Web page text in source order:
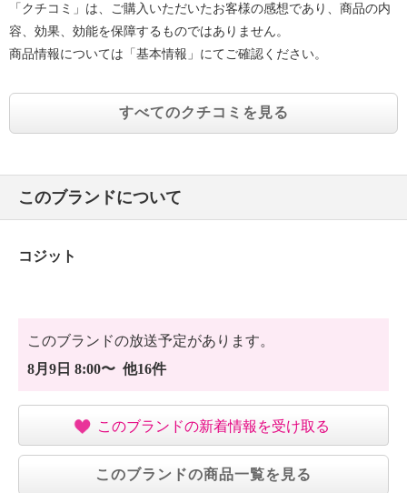
「クチコミ」は、ご購入いただいたお客様の感想であり、商品の内
容、効果、効能を保障するものではありません。
商品情報については「基本情報」にてご確認ください。
すべてのクチコミを見る
このブランドについて
コジット
このブランドの放送予定があります。
8月9日 8:00〜 他16件
このブランドの新着情報を受け取る
このブランドの商品一覧を見る